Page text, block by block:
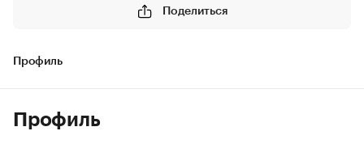
Поделиться
Профиль
Профиль